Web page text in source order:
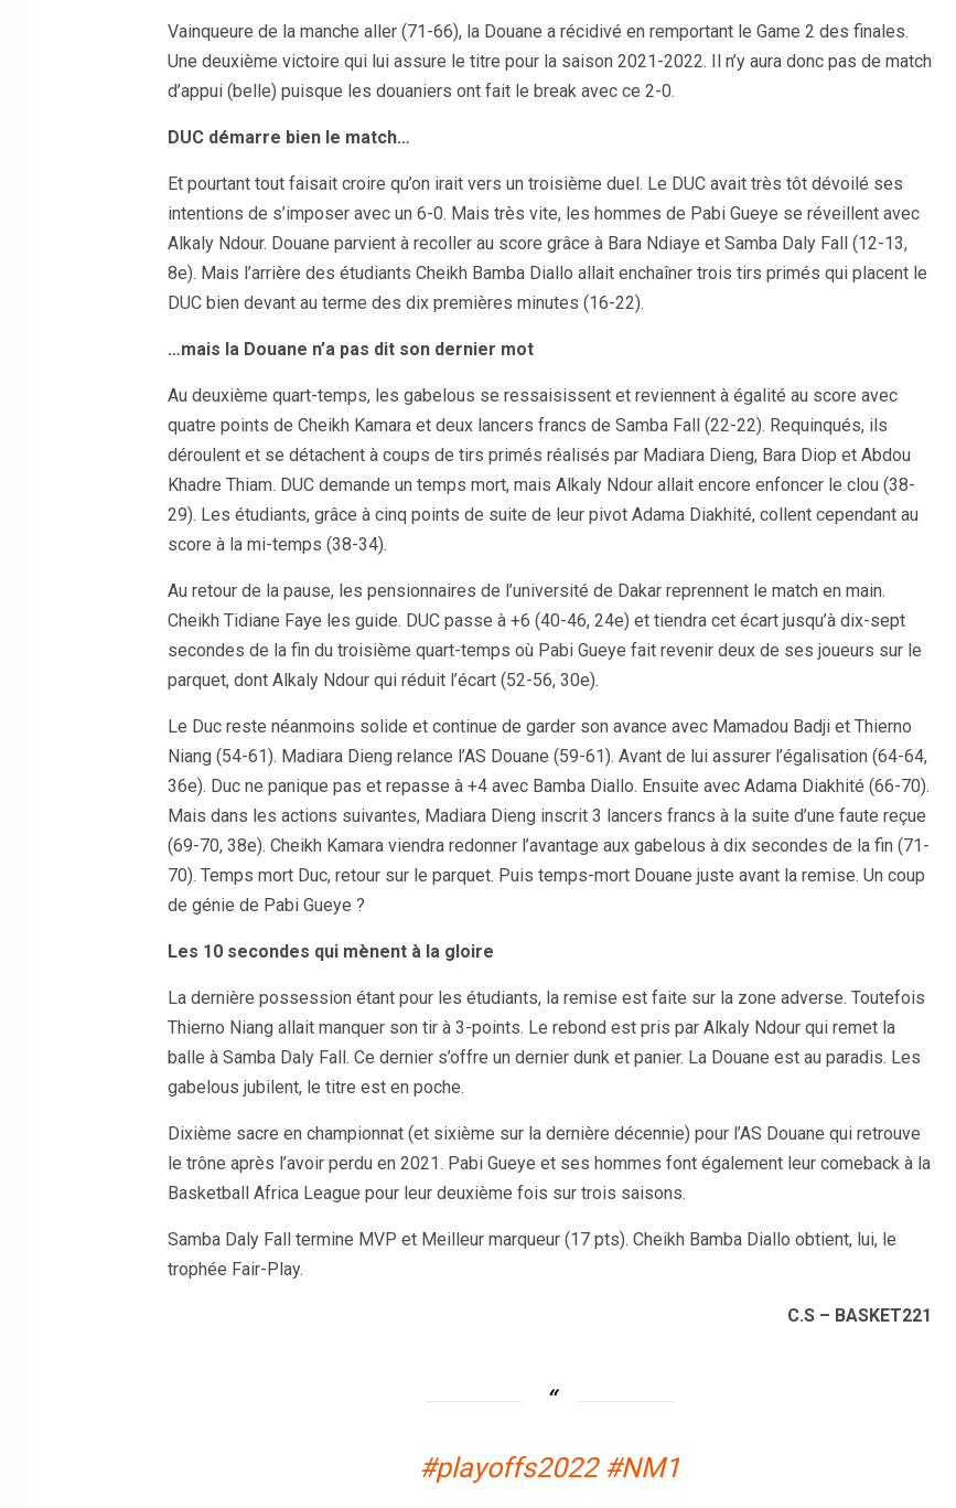
Vainqueure de la manche aller (71-66), la Douane a récidivé en remportant le Game 2 des finales.
Une deuxième victoire qui lui assure le titre pour la saison 2021-2022. Il n’y aura donc pas de match
d’appui (belle) puisque les douaniers ont fait le break avec ce 2-0.
DUC démarre bien le match…
Et pourtant tout faisait croire qu’on irait vers un troisième duel. Le DUC avait très tôt dévoilé ses
intentions de s’imposer avec un 6-0. Mais très vite, les hommes de Pabi Gueye se réveillent avec
Alkaly Ndour. Douane parvient à recoller au score grâce à Bara Ndiaye et Samba Daly Fall (12-13,
8e). Mais l’arrière des étudiants Cheikh Bamba Diallo allait enchaîner trois tirs primés qui placent le
DUC bien devant au terme des dix premières minutes (16-22).
…mais la Douane n’a pas dit son dernier mot
Au deuxième quart-temps, les gabelous se ressaisissent et reviennent à égalité au score avec
quatre points de Cheikh Kamara et deux lancers francs de Samba Fall (22-22). Requinqués, ils
déroulent et se détachent à coups de tirs primés réalisés par Madiara Dieng, Bara Diop et Abdou
Khadre Thiam. DUC demande un temps mort, mais Alkaly Ndour allait encore enfoncer le clou (38-
29). Les étudiants, grâce à cinq points de suite de leur pivot Adama Diakhité, collent cependant au
score à la mi-temps (38-34).
Au retour de la pause, les pensionnaires de l’université de Dakar reprennent le match en main.
Cheikh Tidiane Faye les guide. DUC passe à +6 (40-46, 24e) et tiendra cet écart jusqu’à dix-sept
secondes de la fin du troisième quart-temps où Pabi Gueye fait revenir deux de ses joueurs sur le
parquet, dont Alkaly Ndour qui réduit l’écart (52-56, 30e).
Le Duc reste néanmoins solide et continue de garder son avance avec Mamadou Badji et Thierno
Niang (54-61). Madiara Dieng relance l’AS Douane (59-61). Avant de lui assurer l’égalisation (64-64,
36e). Duc ne panique pas et repasse à +4 avec Bamba Diallo. Ensuite avec Adama Diakhité (66-70).
Mais dans les actions suivantes, Madiara Dieng inscrit 3 lancers francs à la suite d’une faute reçue
(69-70, 38e). Cheikh Kamara viendra redonner l’avantage aux gabelous à dix secondes de la fin (71-
70). Temps mort Duc, retour sur le parquet. Puis temps-mort Douane juste avant la remise. Un coup
de génie de Pabi Gueye ?
Les 10 secondes qui mènent à la gloire
La dernière possession étant pour les étudiants, la remise est faite sur la zone adverse. Toutefois
Thierno Niang allait manquer son tir à 3-points. Le rebond est pris par Alkaly Ndour qui remet la
balle à Samba Daly Fall. Ce dernier s’offre un dernier dunk et panier. La Douane est au paradis. Les
gabelous jubilent, le titre est en poche.
Dixième sacre en championnat (et sixième sur la dernière décennie) pour l’AS Douane qui retrouve
le trône après l’avoir perdu en 2021. Pabi Gueye et ses hommes font également leur comeback à la
Basketball Africa League pour leur deuxième fois sur trois saisons.
Samba Daly Fall termine MVP et Meilleur marqueur (17 pts). Cheikh Bamba Diallo obtient, lui, le
trophée Fair-Play.
C.S – BASKET221
#playoffs2022 #NM1